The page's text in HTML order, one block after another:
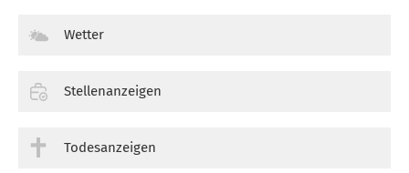
Wetter
Stellenanzeigen
Todesanzeigen